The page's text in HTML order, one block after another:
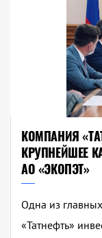
КОМПАНИЯ
КРУПНЕЙШЕЕ
АО «ЭКОПЭТ»
Одна из
«Татнефть»